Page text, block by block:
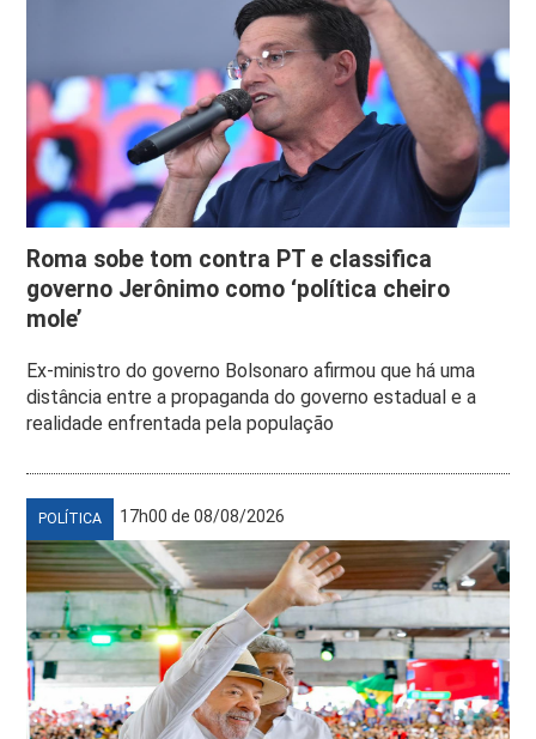
Roma sobe tom contra PT e classifica
governo Jerônimo como ‘política cheiro
mole’
Ex-ministro do governo Bolsonaro afirmou que há uma
distância entre a propaganda do governo estadual e a
realidade enfrentada pela população
POLÍTICA 17h00 de 08/08/2026